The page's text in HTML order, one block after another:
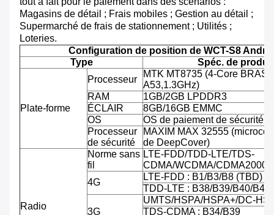
Magasins de détail ; Frais mobiles ; Gestion au détail ;
Supermarché de frais de stationnement ; Utilités ;
Loteries.
Configuration de position de WCT-S8
Type
Spéc. de produit
Plate-forme
Processeur
MTK MT8735 (4-Core BRAS
A53,1.3GHz)
RAM
1GB/2GB LPDDR3
ÉCLAIR
8GB/16GB EMMC
OS
OS de paiement de sécurité
Processeur
de sécurité
MAXIM MAX 32555
de DeepCover)
Radio
Norme sans
fil
LTE-FDD/TDD-LTE/TDS-
CDMA/WCDMA/CDMA2000/
4G
LTE-FDD : B1/B3/B8 (TBD)
TDD-LTE : B38/B39/B40/B41
3G
UMTS/HSPA/HSPA+/DC-
TDS-CDMA : B34/B39